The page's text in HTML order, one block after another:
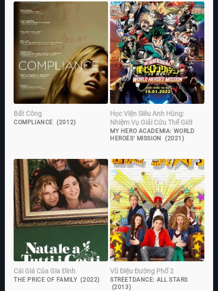
Bất Công
COMPLIANCE (2012)
Học Viện Siêu Anh Hùng:
Nhiệm Vụ Giải Cứu Thế Giới
MY HERO ACADEMIA: WORLD
HEROES' MISSION (2021)
Cái Giá Của Gia Đình
THE PRICE OF FAMILY (2022)
Vũ Điệu Đường Phố 2
STREETDANCE: ALL STARS
(2013)